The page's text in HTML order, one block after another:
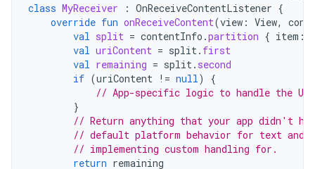
class MyReceiver : OnReceiveContentListener {
override fun onReceiveContent(view : View,
val split = contentInfo .partition { item :
val uriContent = split. first
val remaining = split. second
if (uriContent != null)
{
// App-specific logic to handle the
}
// Return anything that your app didn't
// default platform behavior for text and
// implementing custom handling for.
return remaining